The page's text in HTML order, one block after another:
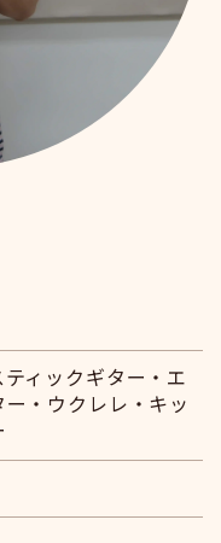
ィックギター・エ
ー・ウクレレ・キッ